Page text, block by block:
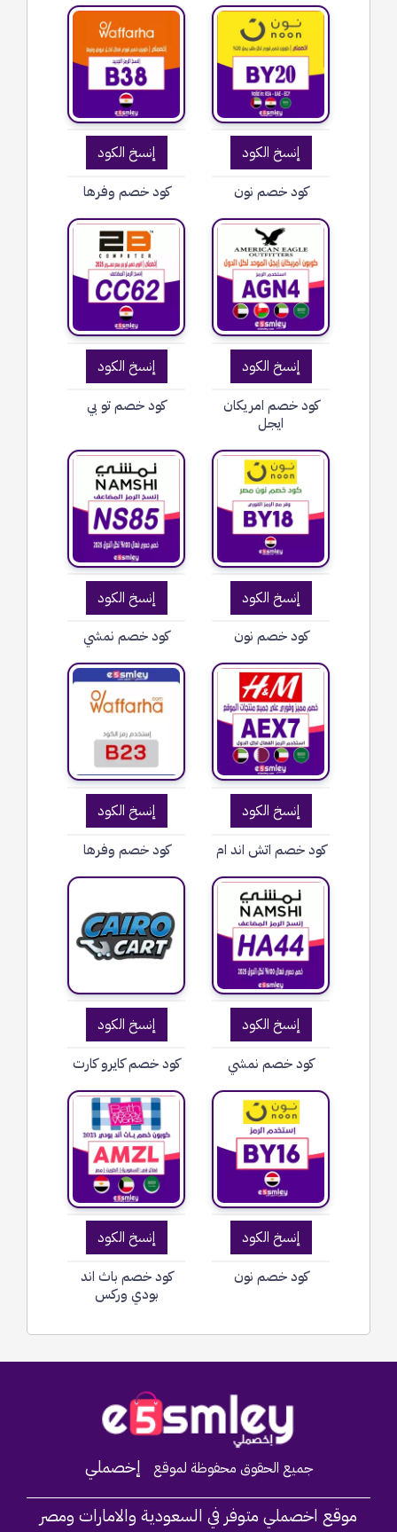
إنسخ الكود
كود خصم نون
إنسخ الكود
كود خصم وفرها
إنسخ الكود
كود خصم امريكان
ايجل
إنسخ الكود
كود خصم تو بي
إنسخ الكود
كود خصم نون
إنسخ الكود
كود خصم نمشي
إنسخ الكود
كود خصم اتش اند ام
إنسخ الكود
كود خصم وفرها
إنسخ الكود
كود خصم نمشي
إنسخ الكود
كود خصم كايرو كارت
إنسخ الكود
كود خصم نون
إنسخ الكود
كود خصم باث اند
بودي وركس
جميع الحقوق محفوظة لموقع
إخصملي
موقع اخصملي متوفر في السعودية والامارات ومصر